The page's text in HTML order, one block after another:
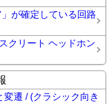
が確定している回路
クリート ヘッドホン
遷 / (クラシック向き